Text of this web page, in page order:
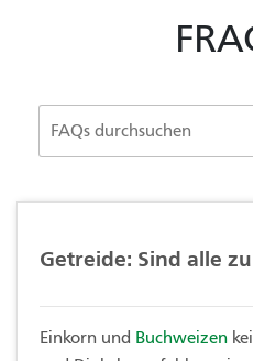
Getreide: Sind alle
Einkorn und Buchweizen